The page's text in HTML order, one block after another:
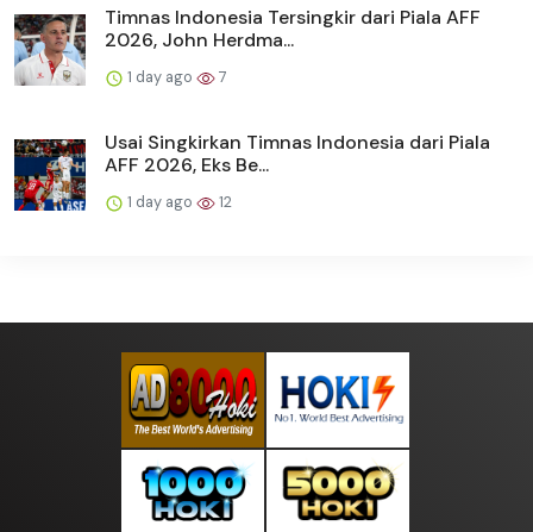
Timnas Indonesia Tersingkir dari Piala AFF
2026, John Herdma...
1 day ago 7
Usai Singkirkan Timnas Indonesia dari Piala
AFF 2026, Eks Be...
1 day ago 12